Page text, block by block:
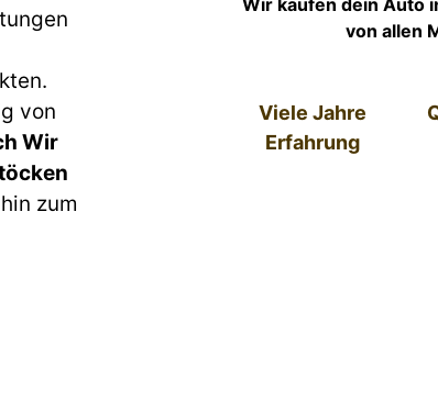
von
Wir
zum
Wir kaufen dein Auto
von allen
Viele Jahre
Erfahrung